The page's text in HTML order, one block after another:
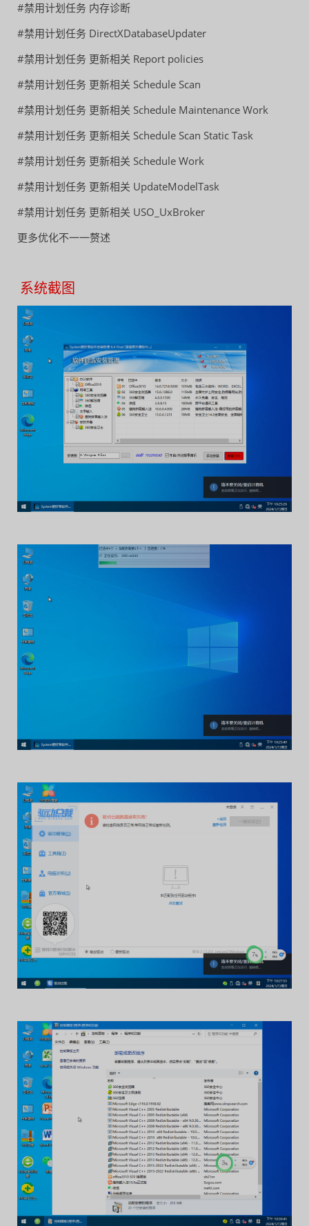
#禁用计划任务 内存诊断
#禁用计划任务 DirectXDatabaseUpdater
#禁用计划任务 更新相关 Report policies
#禁用计划任务 更新相关 Schedule Scan
#禁用计划任务 更新相关 Schedule Maintenance Work
#禁用计划任务 更新相关 Schedule Scan Static Task
#禁用计划任务 更新相关 Schedule Work
#禁用计划任务 更新相关 UpdateModelTask
#禁用计划任务 更新相关 USO_UxBroker
更多优化不一一赘述
系统截图